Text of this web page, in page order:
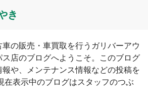
き
車の販売・車買取を行う ガリバーアウ
ス店のブログへようこそ。このブログ
や、メンテナンス情報などの投稿を
在表示中のブログはスタッフのつぶ